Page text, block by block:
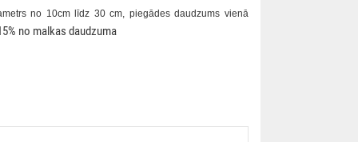
no 10cm līdz 30 cm, piegādes daudzums vienā
no malkas daudzuma